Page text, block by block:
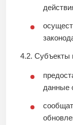
4.2. Субъекты
данные